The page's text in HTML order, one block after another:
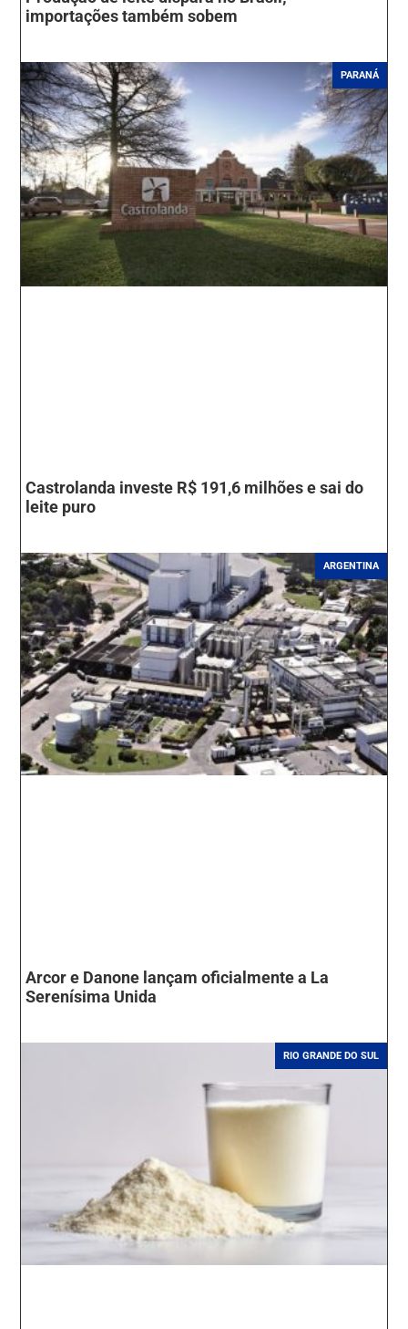
importações também sobem
PARANÁ
Castrolanda investe R$ 191,6 milhões e sai do
leite puro
ARGENTINA
Arcor e Danone lançam oficialmente a La
Serenísima Unida
RIO GRANDE DO SUL